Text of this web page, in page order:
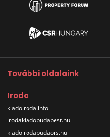
További oldalaink
Iroda
kiadoiroda.info
irodakiadobudapest.hu
kiadoirodabudaors.hu